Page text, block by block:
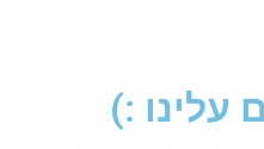
עלינו :)